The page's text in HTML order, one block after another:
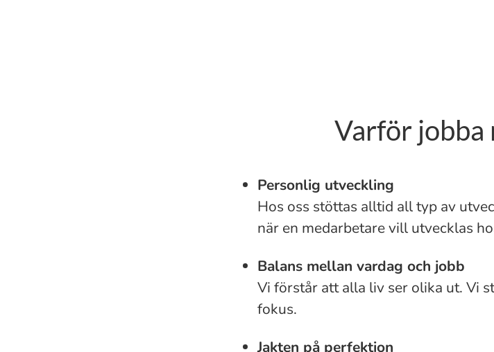
Varför jobba
Personlig utveckling
Hos oss stöttas alltid all typ av
när en medarbetare vill utvecklas
Balans mellan vardag och jobb
Vi förstår att alla liv ser olika ut. Vi
fokus.
Jakten på perfektion